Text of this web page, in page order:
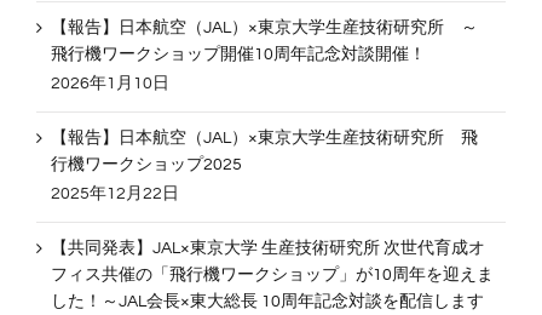
【報告】日本航空（JAL）×東京大学生産技術研究所 ～
飛行機ワークショップ開催10周年記念対談開催！
2026年1月10日
【報告】日本航空（JAL）×東京大学生産技術研究所 飛
行機ワークショップ2025
2025年12月22日
【共同発表】JAL×東京大学 生産技術研究所 次世代育成オ
フィス共催の「飛行機ワークショップ」が10周年を迎えま
した！～JAL会長×東大総長 10周年記念対談を配信します